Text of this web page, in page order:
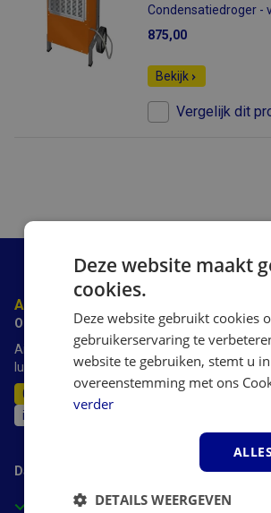
Condensatiedroger -
875,00
Bekijk
Vergelijk dit
Advies nodig?
Onze experts staan voor je klaar.
AirSain heeft meer dan 20 jaar ervaring met
luchtreinigers luchtontvochtigers en airco's.
011-515389
info@airsain.be
Daarom AirSain
Deskundig advies van experts
Deze website maakt
cookies.
Deze website gebruikt cookies
gebruikerservaring te
website te gebruiken, stemt u
overeenstemming met ons
verder
DETAILS WEERGEVEN